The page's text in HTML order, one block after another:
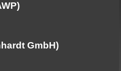
GmbH)